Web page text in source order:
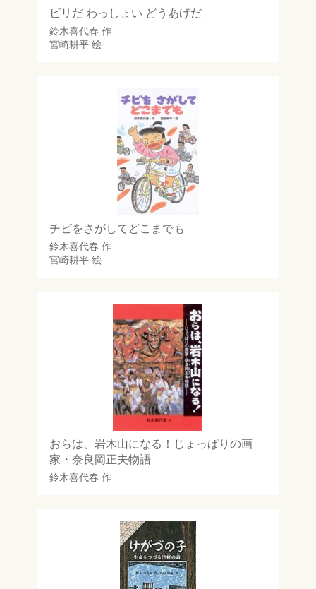
ビリだ わっしょい どうあげだ
鈴木喜代春 作
宮崎耕平絵
チビをさがしてどこまでも
鈴木喜代春 作
宮崎耕平絵
おらは、岩木山になる！じょっぱりの画
家・奈良岡正夫物語
鈴木喜代春 作